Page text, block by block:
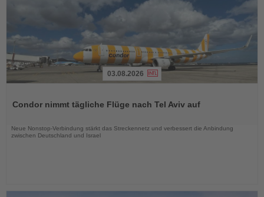
die
03.08.2026
Condor nimmt tägliche Flüge nach Tel Aviv auf
Neue Nonstop-Verbindung stärkt das Streckennetz und verbessert die Anbindung
zwischen Deutschland und Israel